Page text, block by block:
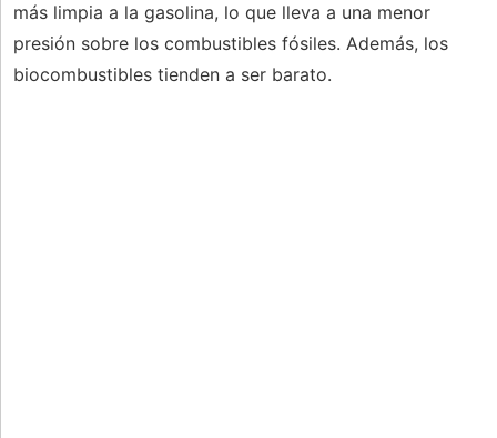
más limpia a la gasolina, lo que lleva a una menor
presión sobre los combustibles fósiles. Además, los
biocombustibles tienden a ser barato.